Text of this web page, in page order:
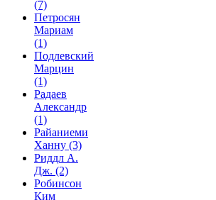
(7)
Петросян
Мариам
(1)
Подлевский
Марцин
(1)
Радаев
Александр
(1)
Райаниеми
Ханну (3)
Риддл А.
Дж. (2)
Робинсон
Ким